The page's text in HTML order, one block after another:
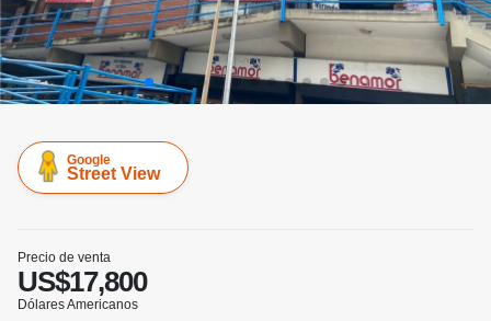
Google
Street View
Precio de venta
US$17,800
Dólares Americanos